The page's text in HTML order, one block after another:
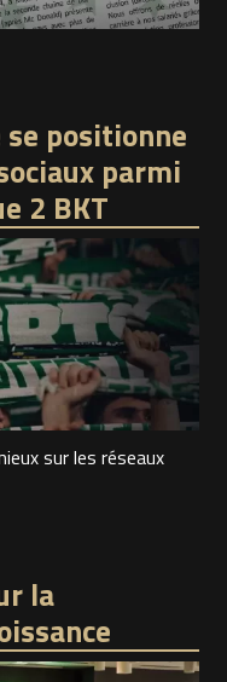
se positionne
parmi
2 BKT
sur les réseaux
la